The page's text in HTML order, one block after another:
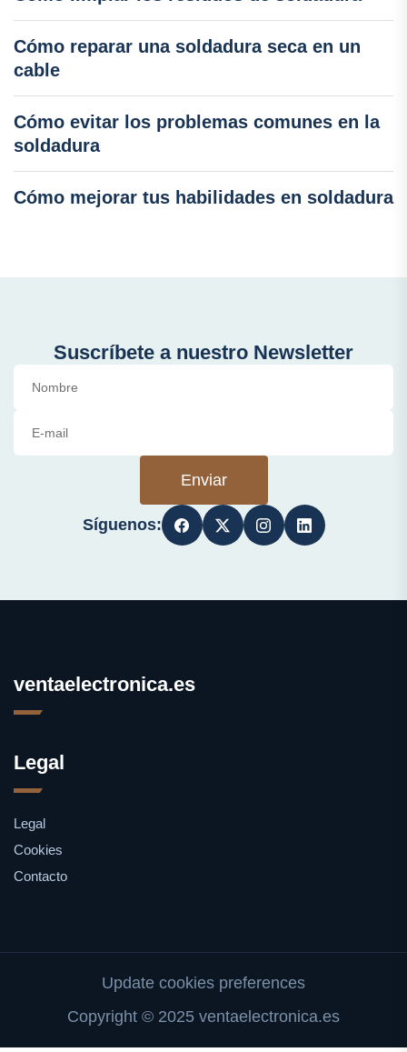
Cómo reparar una soldadura seca en un
cable
Cómo evitar los problemas comunes en la
soldadura
Cómo mejorar tus habilidades en soldadura
Suscríbete a nuestro Newsletter
Enviar
Síguenos:
ventaelectronica.es
Legal
Legal
Cookies
Contacto
Update cookies preferences
Copyright © 2025 ventaelectronica.es